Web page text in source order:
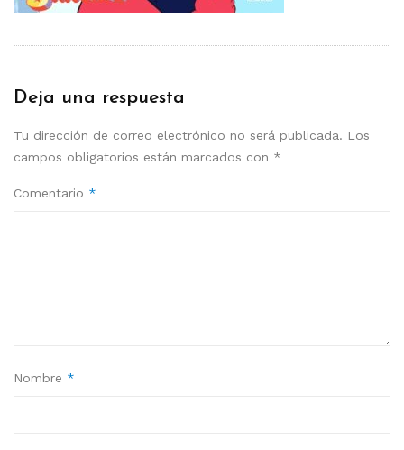
Deja una respuesta
Tu dirección de correo electrónico no será publicada. Los
campos obligatorios están marcados con *
Comentario *
Nombre *